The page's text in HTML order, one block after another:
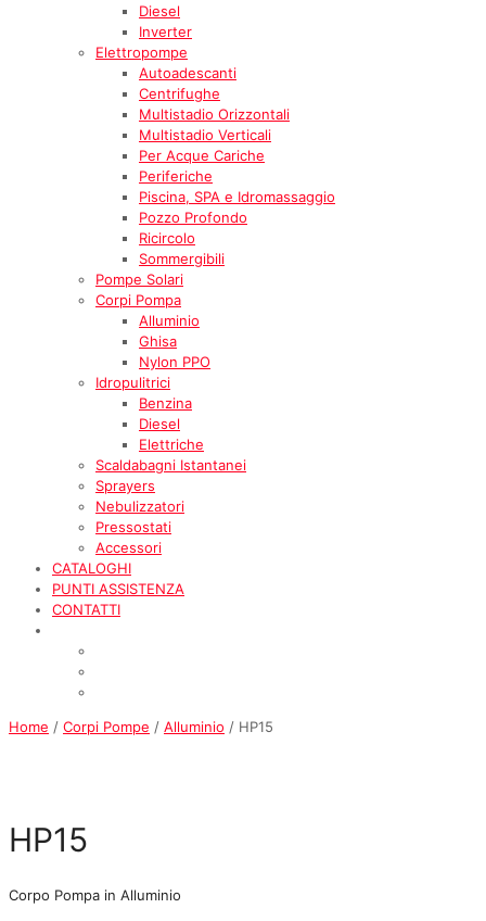
Diesel
Inverter
Elettropompe
Autoadescanti
Centrifughe
Multistadio Orizzontali
Multistadio Verticali
Per Acque Cariche
Periferiche
Piscina, SPA e Idromassaggio
Pozzo Profondo
Ricircolo
Sommergibili
Pompe Solari
Corpi Pompa
Alluminio
Ghisa
Nylon PPO
Idropulitrici
Benzina
Diesel
Elettriche
Scaldabagni Istantanei
Sprayers
Nebulizzatori
Pressostati
Accessori
CATALOGHI
PUNTI ASSISTENZA
CONTATTI
Home / Corpi Pompe / Alluminio / HP15
HP15
Corpo Pompa in Alluminio